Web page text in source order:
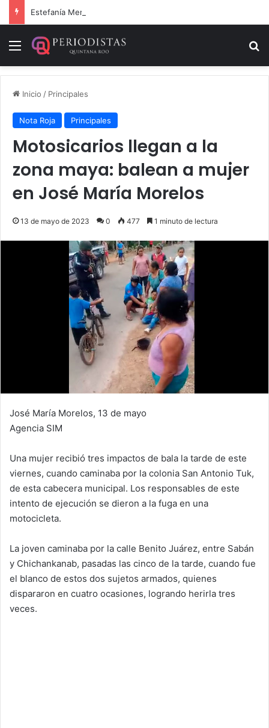
Menú
Inicio / Principales
Nota Roja Principales
Motosicarios llegan a la
zona maya: balean a mujer
en José María Morelos
13 de mayo de 2023 0 477 1 minuto de lectura
José María Morelos, 13 de mayo
Agencia SIM
Una mujer recibió tres impactos de bala la tarde de este
viernes, cuando caminaba por la colonia San Antonio Tuk,
de esta cabecera municipal. Los responsables de este
intento de ejecución se dieron a la fuga en una
motocicleta.
La joven caminaba por la calle Benito Juárez, entre Sabán
y Chichankanab, pasadas las cinco de la tarde, cuando fue
el blanco de estos dos sujetos armados, quienes
dispararon en cuatro ocasiones, logrando herirla tres
veces.